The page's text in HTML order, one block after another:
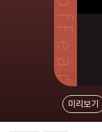
미리보기